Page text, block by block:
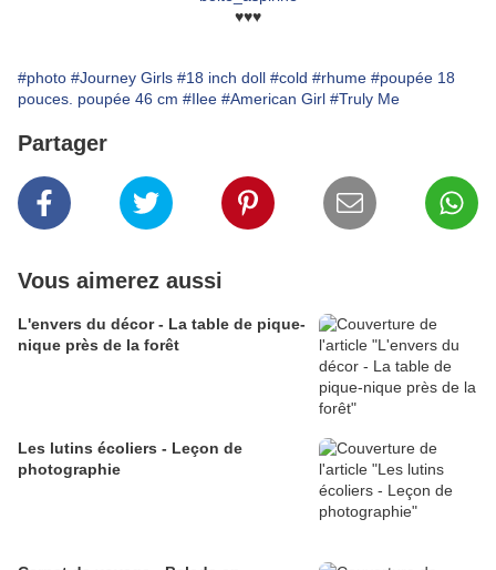
♥♥♥
#photo #Journey Girls #18 inch doll #cold #rhume #poupée 18
pouces. poupée 46 cm #Ilee #American Girl #Truly Me
Partager
Vous aimerez aussi
L'envers du décor - La table de pique-
nique près de la forêt
Les lutins écoliers - Leçon de
photographie